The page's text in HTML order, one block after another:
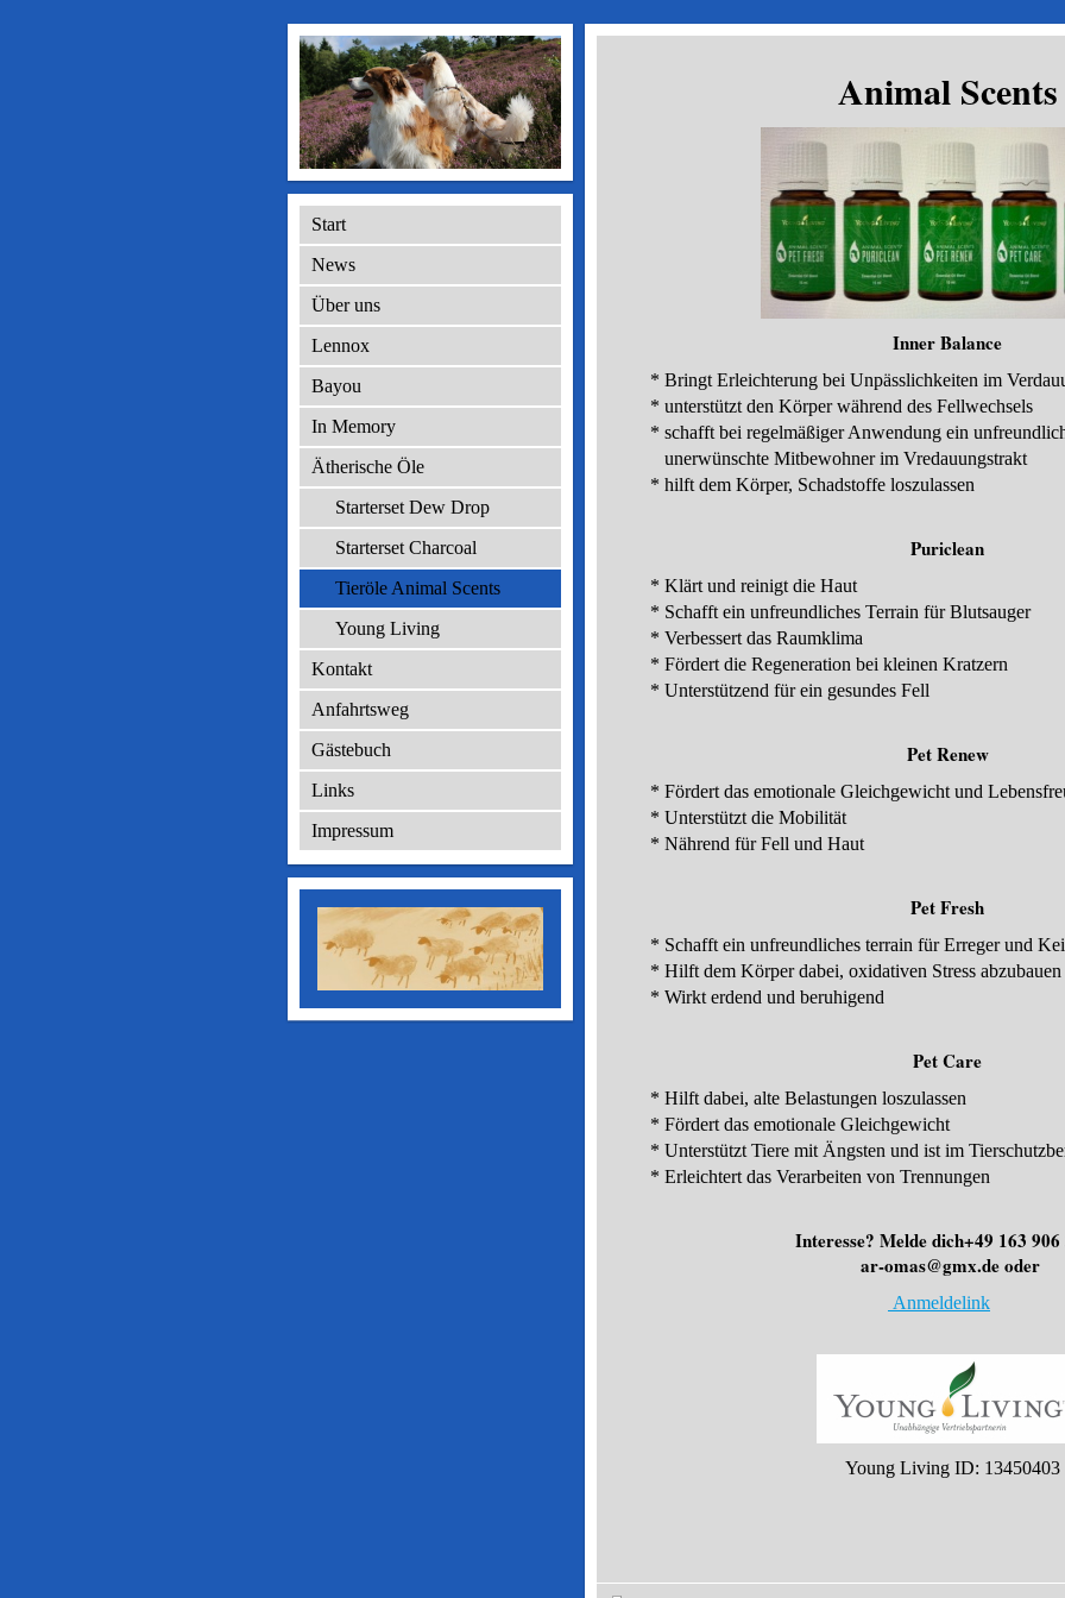
Start
News
Über uns
Lennox
Bayou
In Memory
Ätherische Öle
Starterset Dew Drop
Starterset Charcoal
Tieröle Animal Scents
Young Living
Kontakt
Anfahrtsweg
Gästebuch
Links
Impressum
Animal Scents
Inner Balance
* Bringt Erleichterung bei Unpässlichkeiten im
* unterstützt den Körper während des Fellwechsels
* schafft bei regelmäßiger Anwendung ein
unerwünschte Mitbewohner im Vredauungstrakt
* hilft dem Körper, Schadstoffe loszulassen
Puriclean
* Klärt und reinigt die Haut
* Schafft ein unfreundliches Terrain für Blutsauger
* Verbessert das Raumklima
* Fördert die Regeneration bei kleinen Kratzern
* Unterstützend für ein gesundes Fell
Pet Renew
* Fördert das emotionale Gleichgewicht und
* Unterstützt die Mobilität
* Nährend für Fell und Haut
Pet Fresh
* Schafft ein unfreundliches terrain für Erreger und
* Hilft dem Körper dabei, oxidativen Stress abzubauen
* Wirkt erdend und beruhigend
Pet Care
* Hilft dabei, alte Belastungen loszulassen
* Fördert das emotionale Gleichgewicht
* Unterstützt Tiere mit Ängsten und ist im
* Erleichtert das Verarbeiten von Trennungen
Interesse? Melde dich+49 163
ar-omas@gmx.de oder
Anmeldelink
Young Living ID: 13450403